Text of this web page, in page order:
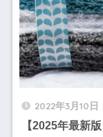
2022年3月10日
【2025年最新